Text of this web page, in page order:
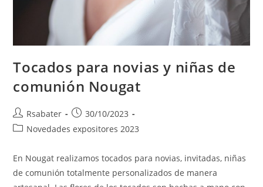
Tocados para novias y niñas de
comunión Nougat
Rsabater
30/10/2023
Novedades expositores 2023
En Nougat realizamos tocados para novias, invitadas, niñas
de comunión totalmente personalizados de manera